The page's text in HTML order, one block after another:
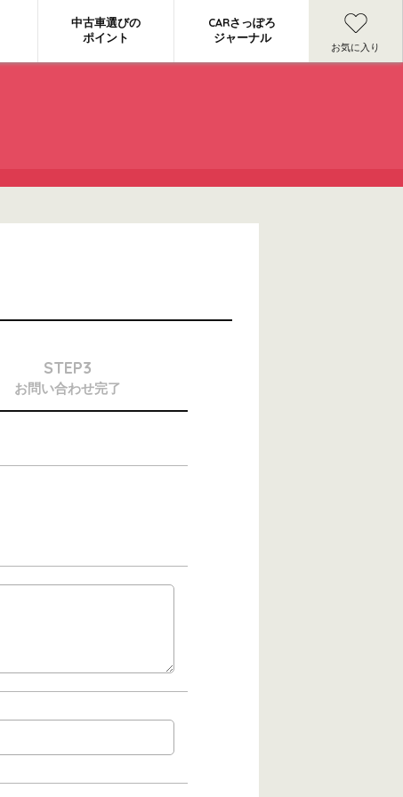
中古車選びの
ポイント
CARさっぽろ
ジャーナル
お気に入り
STEP3
お問い合わせ完了